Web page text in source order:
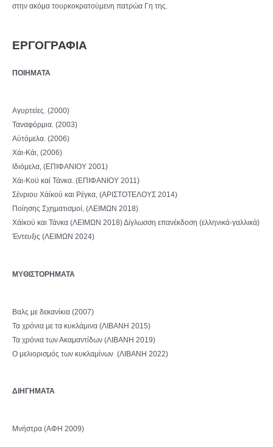
στην ακόμα τουρκοκρατούμενη πατρώα Γη της.
ΕΡΓΟΓΡΑΦΙΑ
ΠΟΙΗΜΑΤΑ
Αγυρτείες. (2000)
Ταναφόρμια. (2003)
Αύτόμελα. (2006)
Χάι-Κάι, (2006)
Ιδιόμελα, (ΕΠΙΦΑΝΙΟΥ 2001)
Χάι-Κοϋ καί Τάνκα. (ΕΠΙΦΑΝΙΟΥ 2011)
Σένριου Χάίκού και Ρέγκα, (ΑΡΙΣΤΟΤΕΛΟΥΣ 2014)
Ποίησης Σχηματισμοί, (ΛΕΙΜΩΝ 2018)
Χάίκού και Τάνκα (ΛΕΙΜΩΝ 2018) Δίγλωσση επανέκδοση (ελληνικά-γαλλικά)
Έντευξις (ΛΕΙΜΩΝ 2024)
ΜΥΘΙΣΤΟΡΗΜΑΤΑ
Βαλς με δεκανίκια (2007)
Τα χρόνια με τα κυκλάμινα (ΛΙΒΑΝΗ 2015)
Τα χρόνια των Ακαμαντίδων (ΛΙΒΑΝΗ 2019)
Ο μελιορισμός των κυκλαμίνων (ΛΙΒΑΝΗ 2022)
ΔΙΗΓΗΜΑΤΑ
Μνήστρα (ΑΦΗ 2009)